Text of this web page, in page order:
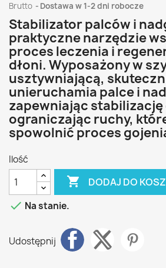
Brutto Dostawa w 1-2 dni robocze
Stabilizator palców i
praktyczne narzędzie
proces leczenia i
dłoni. Wyposażony w
usztywniającą,
unieruchamia palce i
zapewniając stabilizację
ograniczając ruchy,
spowolnić proces
Ilość
 DODAJ DO
 Na stanie.
Udostępnij